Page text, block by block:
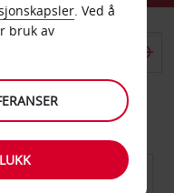
. Ved å
bruk av